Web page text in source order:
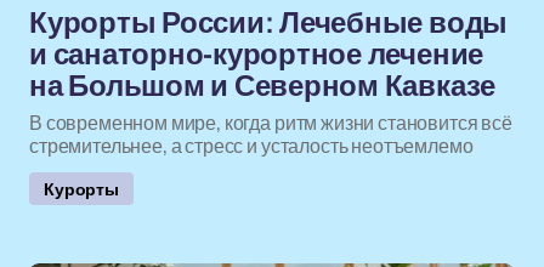
Курорты России: Лечебные воды
и санаторно-курортное лечение
на Большом и Северном Кавказе
В современном мире, когда ритм жизни становится всё
стремительнее, а стресс и усталость неотъемлемо
Курорты